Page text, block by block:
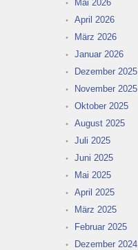
Mai 2026
April 2026
März 2026
Januar 2026
Dezember 2025
November 2025
Oktober 2025
August 2025
Juli 2025
Juni 2025
Mai 2025
April 2025
März 2025
Februar 2025
Dezember 2024